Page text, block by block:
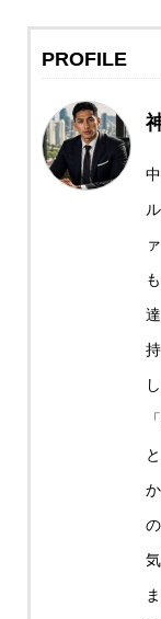
PROFILE